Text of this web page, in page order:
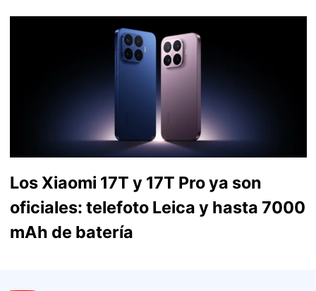
Los Xiaomi 17T y 17T Pro ya son
oficiales: telefoto Leica y hasta 7000
mAh de batería